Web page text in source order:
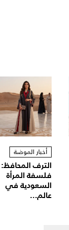
أخبار الموضة
الترف المحافظ:
فلسفة المرأة
السعودية في
عالم...